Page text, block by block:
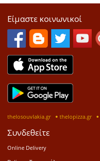
Είμαστε κοινωνικοί
thelosouvlakia.gr thelopizza.gr
Συνδεθείτε
Online Delivery